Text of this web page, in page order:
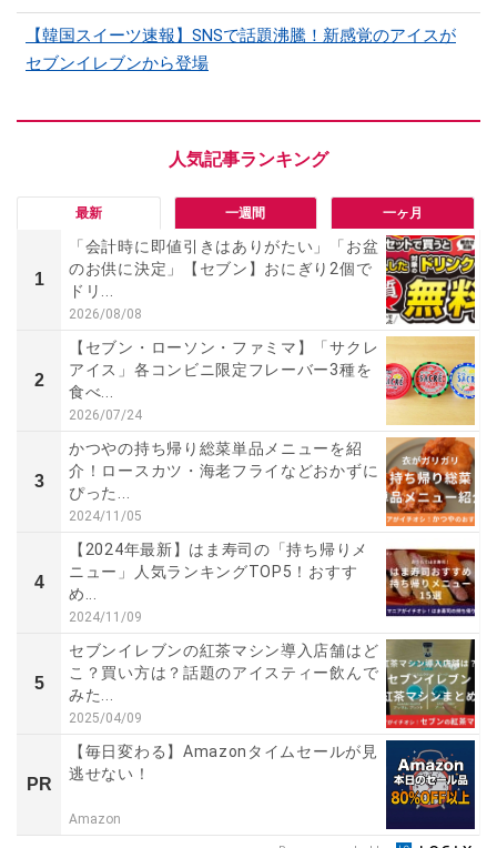
【韓国スイーツ速報】SNSで話題沸騰！新感覚のアイスが
セブンイレブンから登場
最新 一週間 一ヶ月
1
「会計時に即値引きはありがたい」「お盆
のお供に決定」【セブン】おにぎり2個で
ドリ...
2026/08/08
2
【セブン・ローソン・ファミマ】「サクレ
アイス」各コンビニ限定フレーバー3種を
食べ...
2026/07/24
3
かつやの持ち帰り総菜単品メニューを紹
介！ロースカツ・海老フライなどおかずに
ぴった...
2024/11/05
4
【2024年最新】はま寿司の「持ち帰りメ
ニュー」人気ランキングTOP5！おすす
め...
2024/11/09
5
セブンイレブンの紅茶マシン導入店舗はど
こ？買い方は？話題のアイスティー飲んで
みた...
2025/04/09
PR
【毎日変わる】Amazonタイムセールが見
逃せない！
Amazon